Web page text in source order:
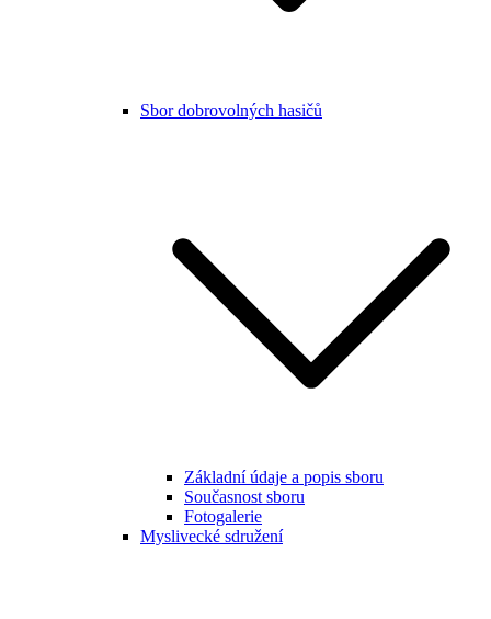
Sbor dobrovolných hasičů
Základní údaje a popis sboru
Současnost sboru
Fotogalerie
Myslivecké sdružení